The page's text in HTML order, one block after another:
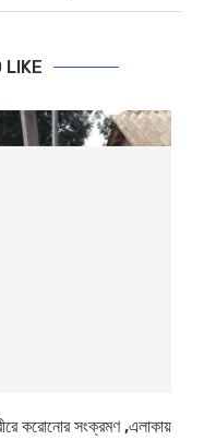
LIKE
করোনাের সংক্রমণ ,এলাকায়